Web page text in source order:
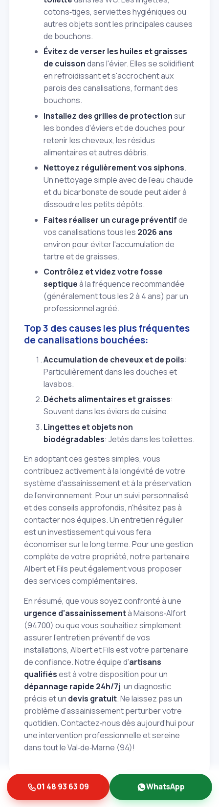
cotons‑tiges, serviettes hygiéniques ou
autres objets sont les principales causes
de bouchons.
Évitez de verser les huiles et graisses
de cuissondans l'évier. Elles se solidifient
en refroidissant et s'accrochent aux
parois des canalisations, formant des
bouchons.
Installez des grilles de protectionsur
les bondes d'éviers et de douches pour
retenir les cheveux, les résidus
alimentaires et autres débris.
Nettoyez régulièrement vos siphons.
Un nettoyage simple avec de l'eau chaude
et du bicarbonate de soude peut aider à
dissoudre les petits dépôts.
Faites réaliser un curage préventifde
vos canalisations tous les 2026 ans
environ pour éviter l'accumulation de
tartre et de graisses.
Contrôlez et videz votre fosse
septiqueà la fréquence recommandée
(généralement tous les 2 à 4 ans) par un
professionnel agréé.
Top 3 des causes les plus fréquentes
de canalisations bouchées:
Accumulation de cheveux et de poils:
Particulièrement dans les douches et
lavabos.
Déchets alimentaires et graisses:
Souvent dans les éviers de cuisine.
Lingettes et objets non
biodégradables: Jetés dans les toilettes.
En adoptant ces gestes simples, vous
contribuez activement à la longévité de votre
système d'assainissement et à la préservation
de l'environnement. Pour un suivi personnalisé
et des conseils approfondis, n'hésitez pas à
contacter nos équipes. Un entretien régulier
est un investissement qui vous fera
économiser sur le long terme. Pour une gestion
complète de votre propriété, notre partenaire
Albert et Fils peut également vous proposer
des services complémentaires.
En résumé, que vous soyez confronté à une
urgence d'assainissementà Maisons‑Alfort
(94700) ou que vous souhaitiez simplement
assurer l'entretien préventif de vos
installations, Albert et Fils est votre partenaire
de confiance. Notre équipe d'artisans
qualifiésest à votre disposition pour un
dépannage rapide 24h/7j, un diagnostic
précis et un devis gratuit. Ne laissez pas un
problème d'assainissement perturber votre
quotidien. Contactez‑nous dès aujourd'hui pour
une intervention professionnelle et sereine
dans tout le Val‑de‑Marne (94)!
Bon à savoir:les tarifs indiqués sont donnés à titre
01 48 93 63 09 WhatsApp